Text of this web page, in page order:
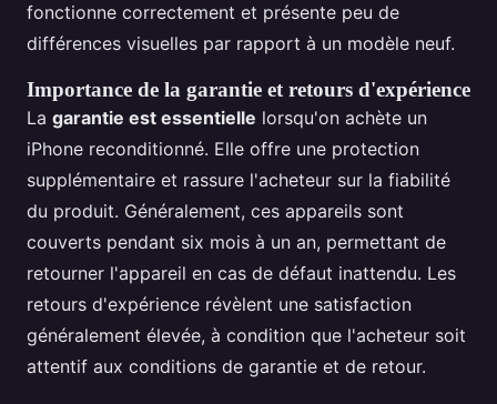
fonctionne correctement et présente peu de
différences visuelles par rapport à un modèle neuf.
Importance de la garantie et retours d'expérience
La garantie est essentielle lorsqu'on achète un
iPhone reconditionné. Elle offre une protection
supplémentaire et rassure l'acheteur sur la fiabilité
du produit. Généralement, ces appareils sont
couverts pendant six mois à un an, permettant de
retourner l'appareil en cas de défaut inattendu. Les
retours d'expérience révèlent une satisfaction
généralement élevée, à condition que l'acheteur soit
attentif aux conditions de garantie et de retour.